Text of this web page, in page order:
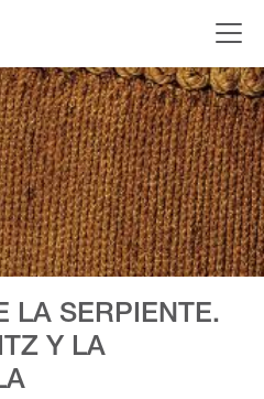
LA SERPIENTE.
Y LA